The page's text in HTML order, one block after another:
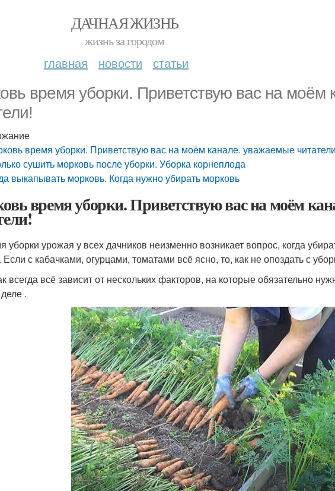
ДАЧНАЯ ЖИЗНЬ
жизнь за городом
главная новости статьи
время уборки. Приветствую вас на моём
время уборки. Приветствую вас на моём канале. уважаемые
сушить морковь после уборки. Уборка корнеплода
выкапывать морковь. Когда нужно убирать морковь
время уборки. Приветствую вас на моём
уборки урожая у всех дачников неизменно возникает вопрос, когда
с кабачками, огурцами, томатами всё ясно, то, как не опоздать с
всегда всё зависит от нескольких факторов, на которые обязательно
.